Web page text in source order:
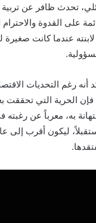
تحدث ظافر عن تربية
على القدوة
عندما كانت صغيرة
رغم التحديات
فإن الحرية التي تحققت
به، معرباً عن رغبته
ليكون أقرب إلى